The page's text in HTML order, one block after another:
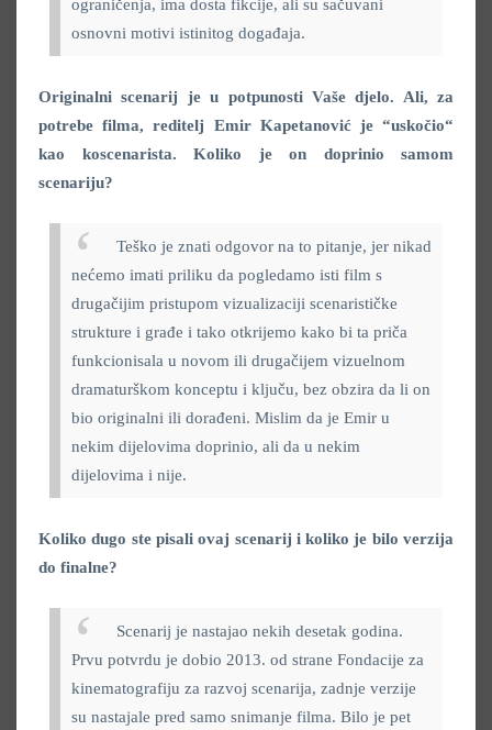
ograničenja, ima dosta fikcije, ali su sačuvani
osnovni motivi istinitog događaja.
Originalni scenarij je u potpunosti Vaše djelo. Ali, za
potrebe filma, reditelj Emir Kapetanović je “uskočio“
kao koscenarista. Koliko je on doprinio samom
scenariju?
Teško je znati odgovor na to pitanje, jer nikad
nećemo imati priliku da pogledamo isti film s
drugačijim pristupom vizualizaciji scenarističke
strukture i građe i tako otkrijemo kako bi ta priča
funkcionisala u novom ili drugačijem vizuelnom
dramaturškom konceptu i ključu, bez obzira da li on
bio originalni ili dorađeni. Mislim da je Emir u
nekim dijelovima doprinio, ali da u nekim
dijelovima i nije.
Koliko dugo ste pisali ovaj scenarij i koliko je bilo verzija
do finalne?
Scenarij je nastajao nekih desetak godina.
Prvu potvrdu je dobio 2013. od strane Fondacije za
kinematografiju za razvoj scenarija, zadnje verzije
su nastajale pred samo snimanje filma. Bilo je pet